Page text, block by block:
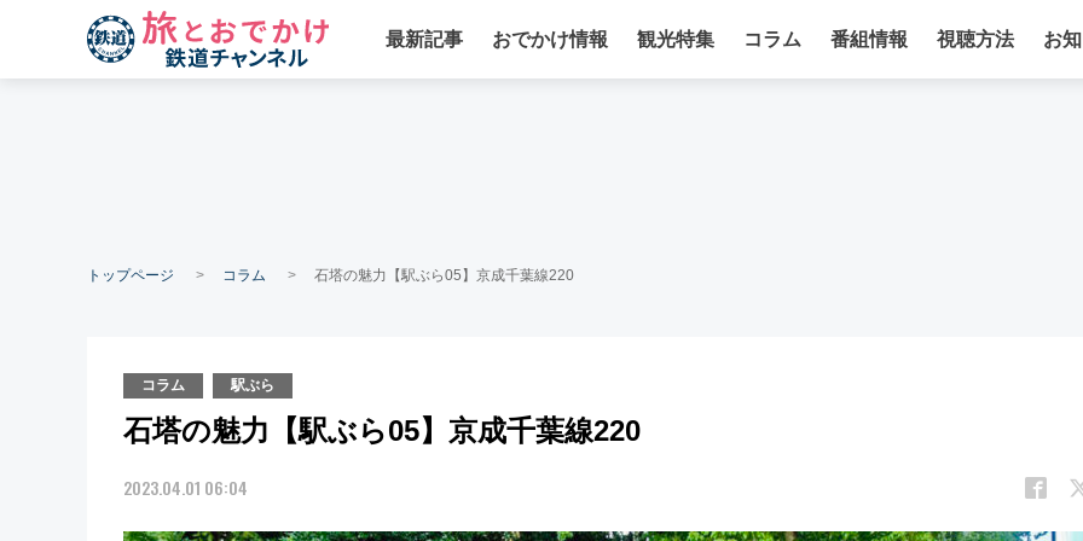
最新記事 おでかけ情報 観光特集 コラム 番組情報 視聴方法 お
トップページ コラム 石塔の魅力【駅ぶら05】京成千葉線220
コラム 駅ぶら
石塔の魅力【駅ぶら05】京成千葉線220
2023.04.01 06:04